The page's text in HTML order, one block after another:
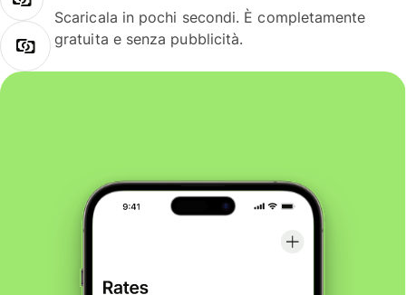
Scaricala in pochi secondi. È completamente
gratuita e senza pubblicità.